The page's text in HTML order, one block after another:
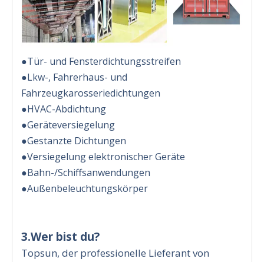
●Tür- und Fensterdichtungsstreifen
●Lkw-, Fahrerhaus- und
Fahrzeugkarosseriedichtungen
●HVAC-Abdichtung
●Geräteversiegelung
●Gestanzte Dichtungen
●Versiegelung elektronischer Geräte
●Bahn-/Schiffsanwendungen
●Außenbeleuchtungskörper
3.Wer bist du?
Topsun, der professionelle Lieferant von